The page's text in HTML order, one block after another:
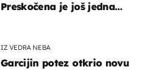
Preskočena je još jedna
IZ VEDRA NEBA
Garcijin potez otkrio novu